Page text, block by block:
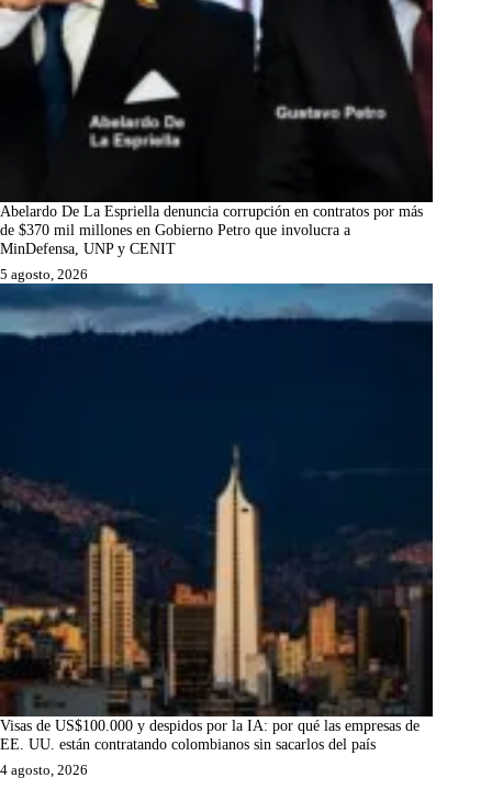
Abelardo De La Espriella denuncia corrupción en contratos por más
de $370 mil millones en Gobierno Petro que involucra a
MinDefensa, UNP y CENIT
5 agosto, 2026
Visas de US$100.000 y despidos por la IA: por qué las empresas de
EE. UU. están contratando colombianos sin sacarlos del país
4 agosto, 2026